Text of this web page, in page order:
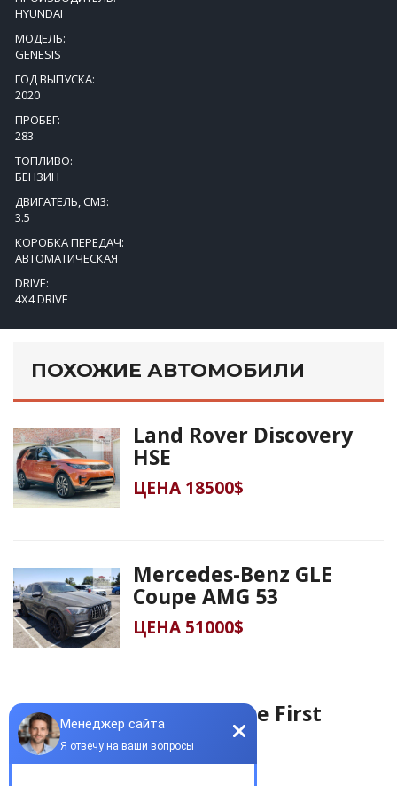
HYUNDAI
МОДЕЛЬ:
GENESIS
ГОД ВЫПУСКА:
2020
ПРОБЕГ:
283
ТОПЛИВО:
БЕНЗИН
ДВИГАТЕЛЬ, СМ3:
3.5
КОРОБКА ПЕРЕДАЧ:
АВТОМАТИЧЕСКАЯ
DRIVE:
4X4 DRIVE
ПОХОЖИЕ АВТОМОБИЛИ
Land Rover Discovery
HSE
ЦЕНА 18500$
Mercedes-Benz GLE
Coupe AMG 53
ЦЕНА 51000$
Jaguar I-Pace First
Edition
ЦЕНА 18500$